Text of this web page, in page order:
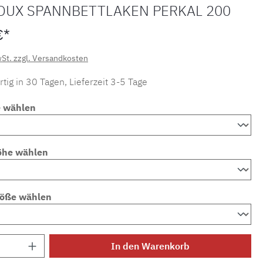
SPANNBETTLAKEN PERKAL 200
zzgl. Versandkosten
in 30 Tagen, Lieferzeit 3-5 Tage
wählen
wählen
wählen
Anzahl: Gib den gewünschten Wert ein
In den Warenkorb